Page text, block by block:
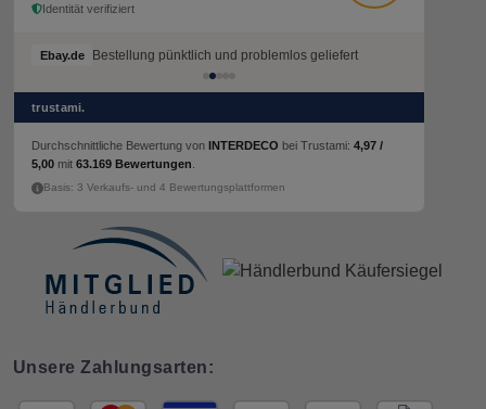
Identität verifiziert
Ebay.de Bestellung pünktlich und problemlos geliefert
trustami.
Durchschnittliche Bewertung von INTERDECO bei Trustami: 4,97 /
5,00 mit 63.169 Bewertungen
Basis: 3 Verkaufs- und 4 Bewertungsplattformen
Unsere Zahlungsarten: